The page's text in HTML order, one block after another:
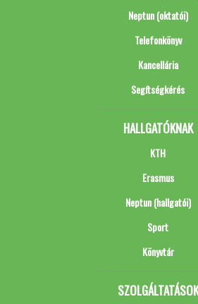
Neptun (oktatói)
Telefonkönyv
Kancellária
Segítségkérés
HALLGATÓKNAK
KTH
Erasmus
Neptun (hallgatói)
Sport
Könyvtár
SZOLGÁLTATÁSOK